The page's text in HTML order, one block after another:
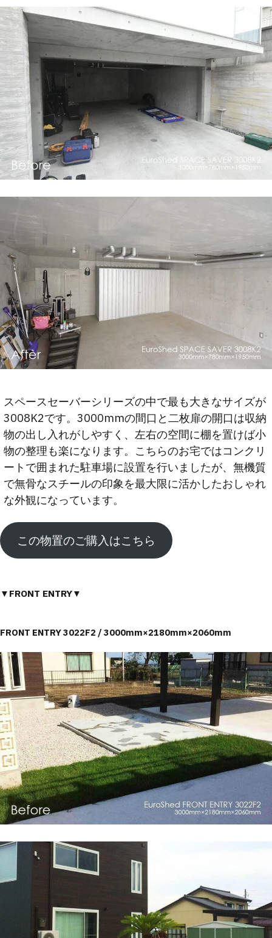
スペースセーバーシリーズの中で最も大きなサイズが
3008K2です。3000mmの間口と二枚扉の開口は収納
物の出し入れがしやすく、左右の空間に棚を置けば小
物の整理も楽になります。こちらのお宅ではコンクリ
ートで囲まれた駐車場に設置を行いましたが、無機質
で無骨なスチールの印象を最大限に活かしたおしゃれ
な外観になっています。
この物置のご購入はこちら
▼FRONT ENTRY▼
FRONT ENTRY 3022F2 / 3000mm×2180mm×2060mm